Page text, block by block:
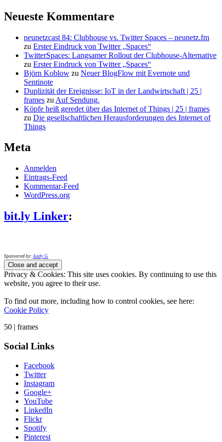
Neueste Kommentare
neunetzcast 84: Clubhouse vs. Twitter Spaces – neunetz.fm
zu Erster Eindruck von Twitter „Spaces“
TwitterSpaces: Langsamer Rollout der Clubhouse-Alternative
zu Erster Eindruck von Twitter „Spaces“
Björn Koblow zu Neuer BlogFlow mit Evernote und
Sentinote
Duplizität der Ereignisse: IoT in der Landwirtschaft | 25 |
frames zu Auf Sendung.
Köpfe heiß geredet über das Internet of Things | 25 | frames
zu Die gesellschaftlichen Herausforderungen des Internet of
Things
Meta
Anmelden
Eintrags-Feed
Kommentar-Feed
WordPress.org
bit.ly Linker:
Sponsored by: Andy G
Privacy & Cookies: This site uses cookies. By continuing to use this
website, you agree to their use.
To find out more, including how to control cookies, see here:
Cookie Policy
50 | frames
Social Links
Facebook
Twitter
Instagram
Google+
YouTube
LinkedIn
Flickr
Spotify
Pinterest